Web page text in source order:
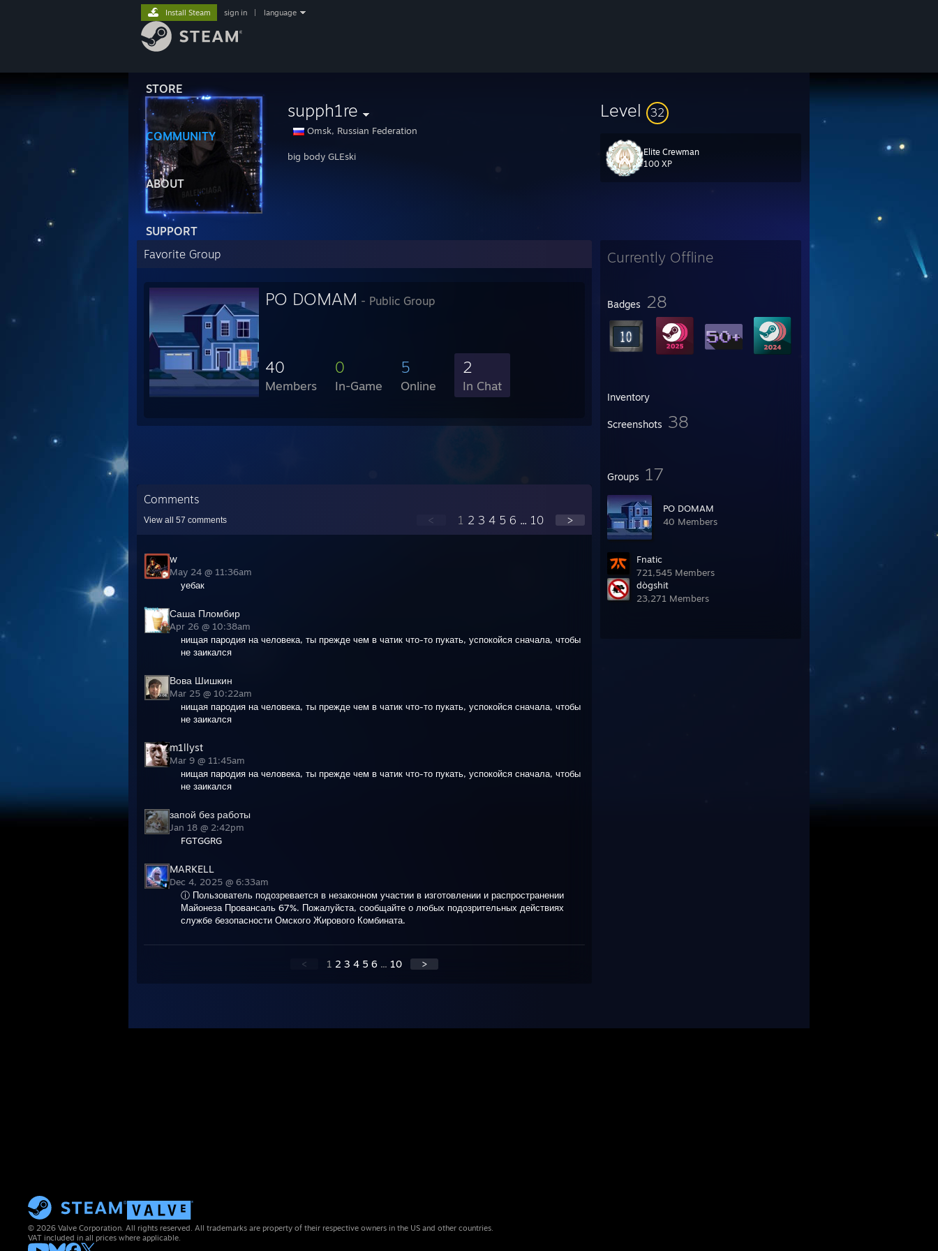
STORE
COMMUNITY
ABOUT
SUPPORT
Install Steam sign in language
supph1re
Omsk, Russian Federation
big body GLEski
Level 32
Elite Crewman
100 XP
Currently Offline
Badges 28
Inventory
Screenshots 38
Groups 17
PO DOMAM
40 Members
Fnatic
721,545 Members
dògshit
23,271 Members
Favorite Group
PO DOMAM - Public Group
40
Members
0
In-Game
5
Online
2
In Chat
Comments
View all 57 comments < 1 2 3 4 5 6 ... 10 >
w
May 24 @ 11:36am
уебак
Саша Пломбир
Apr 26 @ 10:38am
нищая пародия на человека, ты прежде чем в чатик что-то пукать, успокойся сначала, чтобы
не заикался
Вова Шишкин
Mar 25 @ 10:22am
нищая пародия на человека, ты прежде чем в чатик что-то пукать, успокойся сначала, чтобы
не заикался
m1llyst
Mar 9 @ 11:45am
нищая пародия на человека, ты прежде чем в чатик что-то пукать, успокойся сначала, чтобы
не заикался
запой без работы
Jan 18 @ 2:42pm
FGTGGRG
MARKELL
Dec 4, 2025 @ 6:33am
ⓘ Пользователь подозревается в незаконном участии в изготовлении и распространении
Майонеза Провансаль 67%. Пожалуйста, сообщайте о любых подозрительных действиях
службе безопасности Омского Жирового Комбината.
< 1 2 3 4 5 6 ... 10 >
© 2026 Valve Corporation. All rights reserved. All trademarks are property of their respective owners in the US and other countries.
VAT included in all prices where applicable.